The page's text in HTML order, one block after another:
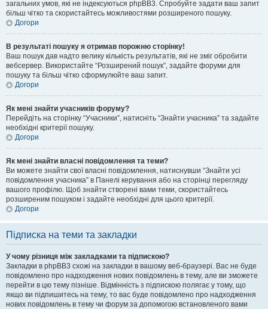
загальних умов, які не індексуються phpBB3. Спробуйте задати ваш запит
більш чітко та скористайтесь можливостями розширеного пошуку.
Догори
В результаті пошуку я отримав порожню сторінку!
Ваш пошук дав надто велику кількість результатів, які не зміг обробити
вебсервер. Використайте “Розширений пошук”, задайте форуми для
пошуку та більш чітко сформулюйте ваш запит.
Догори
Як мені знайти учасників форуму?
Перейдіть на сторінку “Учасники”, натисніть “Знайти учасника” та задайте
необхідні критерії пошуку.
Догори
Як мені знайти власні повідомлення та теми?
Ви можете знайти свої власні повідомлення, натиснувши “Знайти усі
повідомлення учасника” в Панелі керування або на сторінці перегляду
вашого профілю. Щоб знайти створені вами теми, скористайтесь
розширеним пошуком і задайте необхідні для цього критерії.
Догори
Підписка на теми та закладки
У чому різниця між закладками та підпискою?
Закладки в phpBB3 схожі на закладки в вашому веб-браузері. Вас не буде
повідомлено про надходження нових повідомлень в тему, але ви зможете
перейти в цю тему пізніше. Відмінність з підпискою полягає у тому, що
якщо ви підпишитесь на тему, то вас буде повідомлено про надходження
нових повідомлень в тему чи форум за допомогою встановленого вами